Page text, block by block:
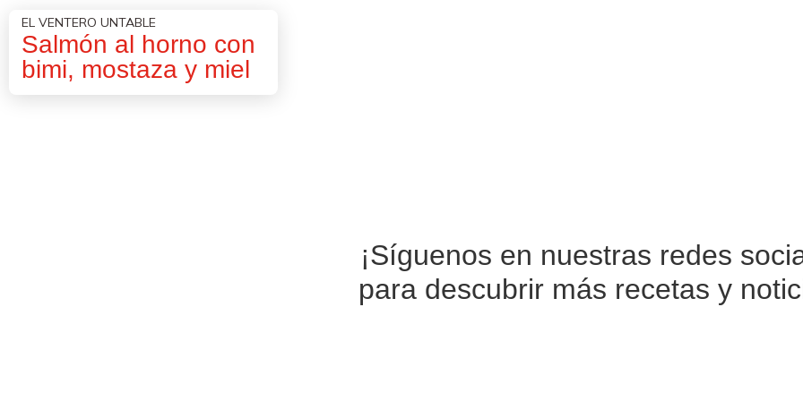
EL VENTERO UNTABLE
Salmón al horno con
bimi, mostaza y miel
¡Síguenos en nuestras redes
para descubrir más recetas y